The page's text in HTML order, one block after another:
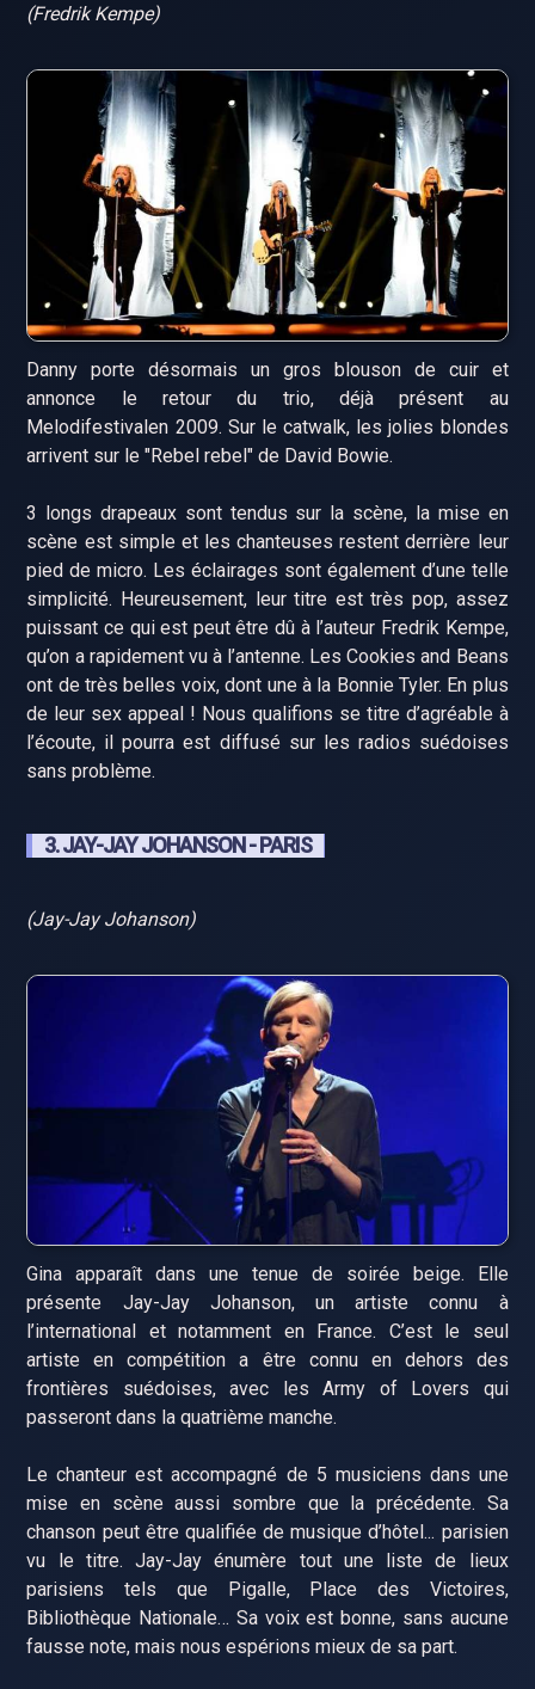
(Fredrik Kempe)
Danny porte désormais un gros blouson de cuir et
annonce le retour du trio, déjà présent au
Melodifestivalen 2009. Sur le catwalk, les jolies blondes
arrivent sur le "Rebel rebel" de David Bowie.
3 longs drapeaux sont tendus sur la scène, la mise en
scène est simple et les chanteuses restent derrière leur
pied de micro. Les éclairages sont également d’une telle
simplicité. Heureusement, leur titre est très pop, assez
puissant ce qui est peut être dû à l’auteur Fredrik Kempe,
qu’on a rapidement vu à l’antenne. Les Cookies and Beans
ont de très belles voix, dont une à la Bonnie Tyler. En plus
de leur sex appeal ! Nous qualifions se titre d’agréable à
l’écoute, il pourra est diffusé sur les radios suédoises
sans problème.
3. JAY-JAY JOHANSON - PARIS
(Jay-Jay Johanson)
Gina apparaît dans une tenue de soirée beige. Elle
présente Jay-Jay Johanson, un artiste connu à
l’international et notamment en France. C’est le seul
artiste en compétition a être connu en dehors des
frontières suédoises, avec les Army of Lovers qui
passeront dans la quatrième manche.
Le chanteur est accompagné de 5 musiciens dans une
mise en scène aussi sombre que la précédente. Sa
chanson peut être qualifiée de musique d’hôtel... parisien
vu le titre. Jay-Jay énumère tout une liste de lieux
parisiens tels que Pigalle, Place des Victoires,
Bibliothèque Nationale… Sa voix est bonne, sans aucune
fausse note, mais nous espérions mieux de sa part.